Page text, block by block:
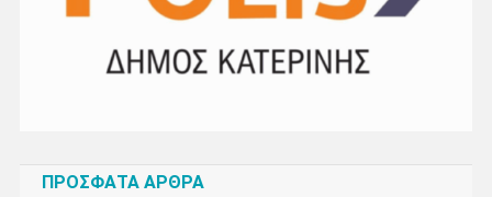
ΠΡΌΣΦΑΤΑ ΆΡΘΡΑ